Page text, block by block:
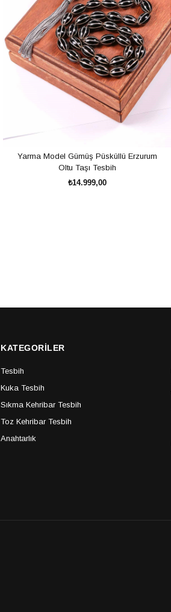
Yarma Model Gümüş Püsküllü Erzurum
Oltu Taşı Tesbih
₺14.999,00
KATEGORİLER
Tesbih
Kuka Tesbih
Sıkma Kehribar Tesbih
Toz Kehribar Tesbih
Anahtarlık